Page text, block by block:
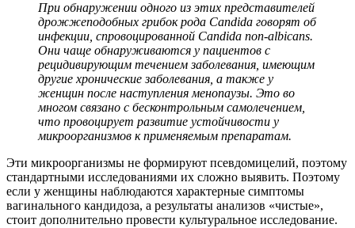
При обнаружении одного из этих представителей
дрожжеподобных грибок рода Candida говорят об
инфекции, спровоцированной Candida non-albicans.
Они чаще обнаруживаются у пациентов с
рецидивирующим течением заболевания, имеющим
другие хронические заболевания, а также у
женщин после наступления менопаузы. Это во
многом связано с бесконтрольным самолечением,
что провоцирует развитие устойчивости у
микроорганизмов к применяемым препаратам.
Эти микроорганизмы не формируют псевдомицелий, поэтому
стандартными исследованиями их сложно выявить. Поэтому
если у женщины наблюдаются характерные симптомы
вагинального кандидоза, а результаты анализов «чистые»,
стоит дополнительно провести культуральное исследование.